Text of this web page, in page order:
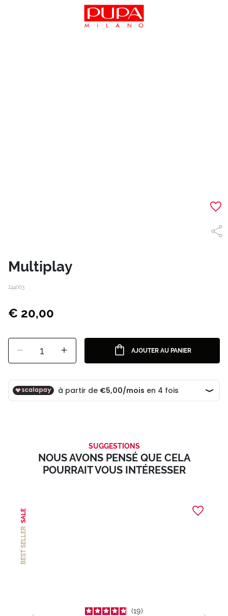
Multiplay
244003
€ 20,00
1 AJOUTER AU PANIER
SUGGESTIONS
NOUS AVONS PENSÉ QUE CELA
POURRAIT VOUS INTÉRESSER
BEST SELLER
SALE
19